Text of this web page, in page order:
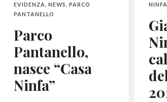
EVIDENZA
,NEWS ,PARCO
PANTANELLO
Parco
Pantanello,
nasce “Casa
Ninfa”
NINFA